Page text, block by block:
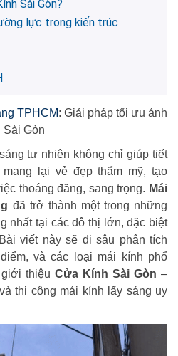
Sài Gòn?
lực trong kiến trúc
TPHCM: Giải pháp tối ưu ánh
Gòn
tự nhiên không chỉ giúp tiết
lại vẻ đẹp thẩm mỹ, tạo
thoáng đãng, sang trọng. Mái
đã trở thành một trong những
nhất tại các đô thị lớn, đặc biệt
viết này sẽ đi sâu phân tích
và các loại mái kính phổ
thiệu Cửa Kính Sài Gòn –
thi công mái kính lấy sáng uy